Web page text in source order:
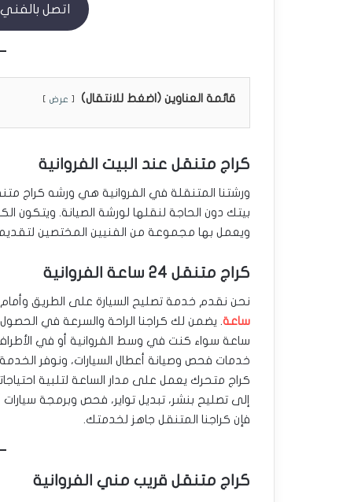
اتصل بالفني
قائمة العناوين (اضغط للانتقال) عرض
كراج متنقل عند البيت الفروانية
ورشتنا المتنقلة في الفروانية هي ورشه كراج
بيتك دون الحاجة لنقلها لورشة الصيانة. ويتكون
ويعمل بها مجموعة من الفنيين المختصين
كراج متنقل 24 ساعة الفروانية
نحن نقدم خدمة تصليح السيارة على الطريق وأمام
ساعة
ساعة سواء كنت في وسط الفروانية أو في
خدمات فحص وصيانة أعطال السيارات، ونوفر
كراج متحرك يعمل على مدار الساعة لتلبية
إلى تصليح بنشر، تبديل تواير، فحص وبرمجة
فإن كراجنا المتنقل جاهز لخدمتك.
كراج متنقل قريب مني الفروانية